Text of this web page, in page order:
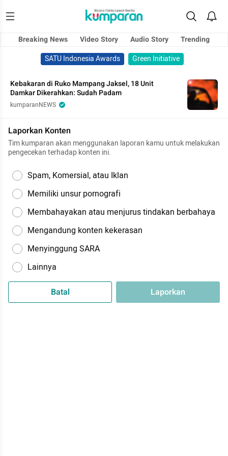
Breaking News Video Story Audio Story
Trending
SATU Indonesia Awards
Green Initiative
Kebakaran di Ruko Mampang Jaksel, 18 Unit
Damkar Dikerahkan: Sudah Padam
kumparanNEWS
Laporkan Konten
Tim kumparan akan menggunakan laporan kamu untuk melakukan
pengecekan terhadap konten ini.
Spam, Komersial, atau Iklan
Memiliki unsur pornografi
Membahayakan atau menjurus tindakan berbahaya
Mengandung konten kekerasan
Menyinggung SARA
Lainnya
Batal Laporkan